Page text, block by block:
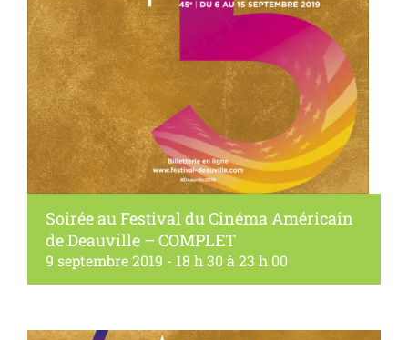
Soirée au Festival du Cinéma Américain
de Deauville – COMPLET
9 septembre 2019 - 18 h 30à 23 h 00